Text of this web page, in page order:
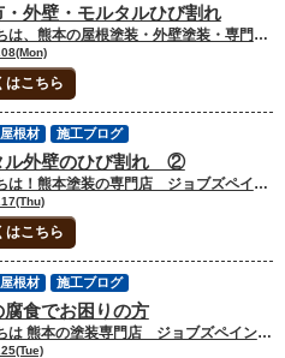
・外壁・モルタルひび割れ
こんにちは、熊本の屋根塗装・外壁塗装・専門店シアーズホーム塗装専門店、ジョブズペイント、外装劣化診断士の板井です。 今回は、外壁のひび割れのご紹介です。↓ ↓ 外壁のひび割れで、モルタルが落下しています。 モルタル壁の特徴はご存じですか？特徴は、ヒビが生じやすいことが挙げられます。この写真はヒビ割れが酷く、このままでは塗装工事が不可能でしたので左官工事をしました。費用がかなり掛かりました。 ひび割れに気付かれたら早めの対処をお勧めします。 ㈱シアーズホーム・塗装専門店ジョブズペイント外装劣化診断士・板井毅彦 お電話でもメールでも、お客様の安心して頂けるかたちで対応しております。 ご相談や見積依頼、ご不明点をお聞きしたい方はお気軽にお電話ください。 ショールーム電話番号：０１２０－３７０－２２５ お問い合わせはコチラをクリック！ ★HPでは外壁塗装・屋根塗装の豊富な施工事例を紹介しています★ 施工事例をご覧になりたい方はコチラをクリック！ ★ジョブズペイントでは熊本市に外壁塗装・屋根塗装に関して気軽に相談ができる 《ショールーム》を完備しております★ ショールームをご覧になりたい方はコチラをクリック！
はこちら
ル外壁のひび割れ ②
こんにちは！熊本塗装の専門店 ジョブズペイントの板井です。 別の現場でのモルタル外壁のひび割れの写真です。 一番大きなひび割れ箇所の周りも劣化がひどく、畳３枚分の解体しモルタル仕上げが必要でした。費用も１０万以上はかかってしまいます・・・ モルタル外壁にひびが見られたら早めに専門家に相談されてください。 熊本で屋根、外壁塗装をお考えならシアーズホームの塗装専門店 ジョブズペイントゆめタウンサンピアン店２Ｆ年中無休（１０:００～２０:００） 外装劣化診断士 板井毅彦
はこちら
根材 施工ブログ
腐食でお困りの方
こんにちは 熊本の塗装専門店 ジョブズペイントの板井です(^^)/ 木部に腐食が見られたら、基本的に塗装することは不可能です。 大工さんに全部取り換えてもらうのもいいですが、相当な費用もかかります。腐食の程度にもよりますが全部腐食してなければ、板金でカバーするほうが費用的にもお勧めです。 熊本で屋根、外壁塗装をお考えならシアーズホームの塗装専門店 ジョブズペイントゆめタウンサンピアン店２Ｆ年中無休 １０:００～２０:００外装劣化診断士 板井毅彦
根材 施工ブログ